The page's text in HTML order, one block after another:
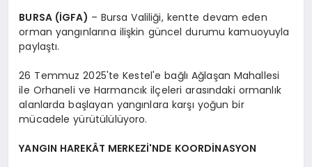
BURSA (İGFA) – Bursa Valiliği, kentte devam eden
orman yangınlarına ilişkin güncel durumu kamuoyuyla
paylaştı.
26 Temmuz 2025'te Kestel'e bağlı Ağlaşan Mahallesi
ile Orhaneli ve Harmancık ilçeleri arasındaki ormanlık
alanlarda başlayan yangınlara karşı yoğun bir
mücadele yürütülülüyoro.
YANGIN HAREKÂT MERKEZİ'NDE KOORDİNASYON